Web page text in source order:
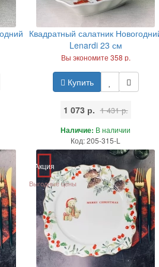
Квадратный салатник
Lenardi 23 см
Вы экономите 358 р.
Купить
1 073 р. 1 431 р.
Наличие: В наличии
Код: 205-315-L
Акция
Выгодные цены